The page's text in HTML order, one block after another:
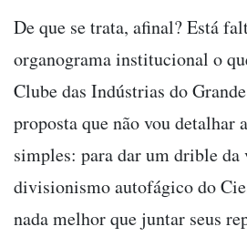
De que se trata, afinal? Está
organograma institucional o
Clube das Indústrias do
proposta que não vou detalhar
simples: para dar um drible da
divisionismo autofágico do
nada melhor que juntar seus